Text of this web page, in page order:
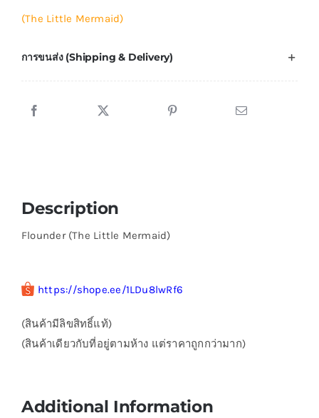
(The Little Mermaid)
การขนส่ง (Shipping & Delivery)
Description
Flounder (The Little Mermaid)
https://shope.ee/1LDu8lwRf6
(สินค้ามีลิขสิทธิ์แท้)
(สินค้าเดียวกับที่อยู่ตามห้าง แต่ราคาถูกกว่ามาก)
Additional Information